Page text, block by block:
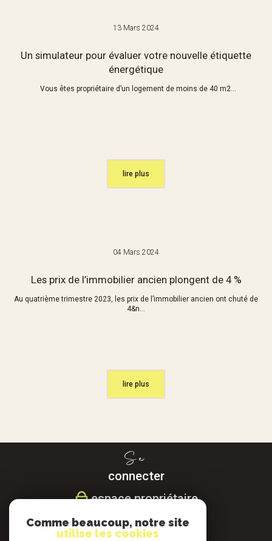
13 Mars 2024
Un simulateur pour évaluer votre nouvelle étiquette
énergétique
Vous êtes propriétaire d’un logement de moins de 40 m2...
lire plus
04 Mars 2024
Les prix de l’immobilier ancien plongent de 4 %
Au quatrième trimestre 2023, les prix de l’immobilier ancien ont chuté de
4&n...
lire plus
Se
connecter
espace propriétaire
Nous
Comme beaucoup, notre site
utilise les cookies